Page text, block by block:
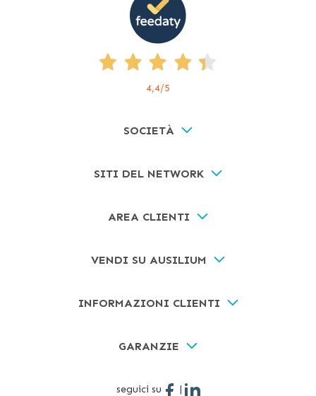
4,4/5
SOCIETÀ
SITI DEL NETWORK
AREA CLIENTI
VENDI SU AUSILIUM
INFORMAZIONI CLIENTI
GARANZIE
seguici su |